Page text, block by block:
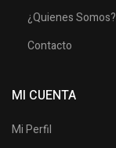
¿Quienes Somos?
Contacto
MI CUENTA
Mi Perfil